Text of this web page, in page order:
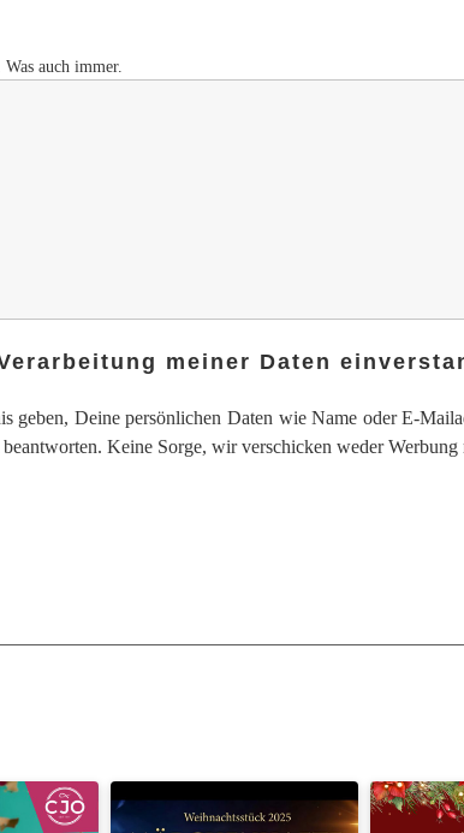
auch immer.
meiner Daten
geben, Deine persönlichen Daten wie Name oder E-
Keine Sorge, wir verschicken weder